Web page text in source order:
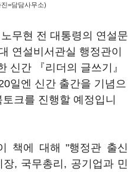
=담담사무소)
무현 전 대통령의 연설문
연설비서관실 행정관이
신간 『리더의 글쓰기』
일엔 신간 출간을 기념으
크를 진행할 예정입니
책에 대해 "행정관 출신
, 국무총리, 공기업과 민